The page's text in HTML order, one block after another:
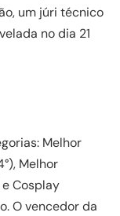
um júri técnico
no dia 21
Melhor
Melhor
e Cosplay
O vencedor da